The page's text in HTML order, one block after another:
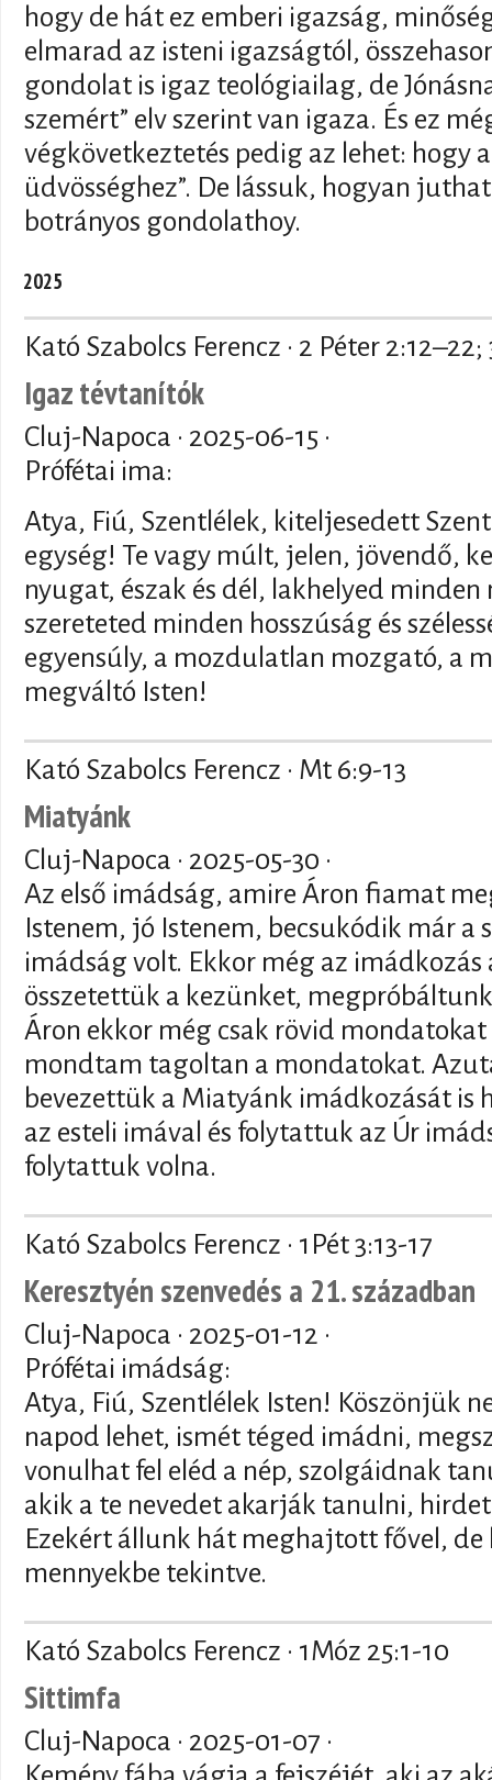
hogy de hát ez emberi igazság,
elmarad az isteni igazságtól,
gondolat is igaz teológiailag, de
szemért” elv szerint van igaza. És ez
végkövetkeztetés pedig az lehet: hogy
üdvösséghez”. De lássuk, hogyan
botrányos gondolathoy.
2025
Kató Szabolcs Ferencz · 2 Péter 2:12–22;
Igaz tévtanítók
Cluj-Napoca · 2025-06-15 ·
Prófétai ima:
Atya, Fiú, Szentlélek, kiteljesedett
egység! Te vagy múlt, jelen, jövendő,
nyugat, észak és dél, lakhelyed minden
szereteted minden hosszúság és
egyensúly, a mozdulatlan mozgató, a
megváltó Isten!
Kató Szabolcs Ferencz · Mt 6:9-13
Miatyánk
Cluj-Napoca · 2025-05-30 ·
Az első imádság, amire Áron fiamat
Istenem, jó Istenem, becsukódik már a
imádság volt. Ekkor még az
összetettük a kezünket,
Áron ekkor még csak rövid
mondtam tagoltan a mondatokat.
bevezettük a Miatyánk imádkozását is
az esteli imával és folytattuk az Úr
folytattuk volna.
Kató Szabolcs Ferencz · 1Pét 3:13-17
Keresztyén szenvedés a 21. században
Cluj-Napoca · 2025-01-12 ·
Prófétai imádság:
Atya, Fiú, Szentlélek Isten! Köszönjük
napod lehet, ismét téged imádni,
vonulhat fel eléd a nép, szolgáidnak
akik a te nevedet akarják tanulni,
Ezekért állunk hát meghajtott fővel, de
mennyekbe tekintve.
Kató Szabolcs Ferencz · 1Móz 25:1-10
Sittimfa
Cluj-Napoca · 2025-01-07 ·